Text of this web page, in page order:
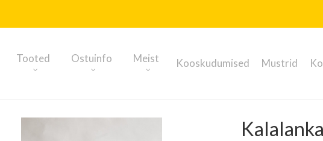
Tooted Ostuinfo Meist Kooskudumised Mustrid